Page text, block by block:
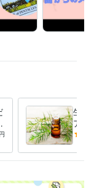
円
生年
アロ
アロ